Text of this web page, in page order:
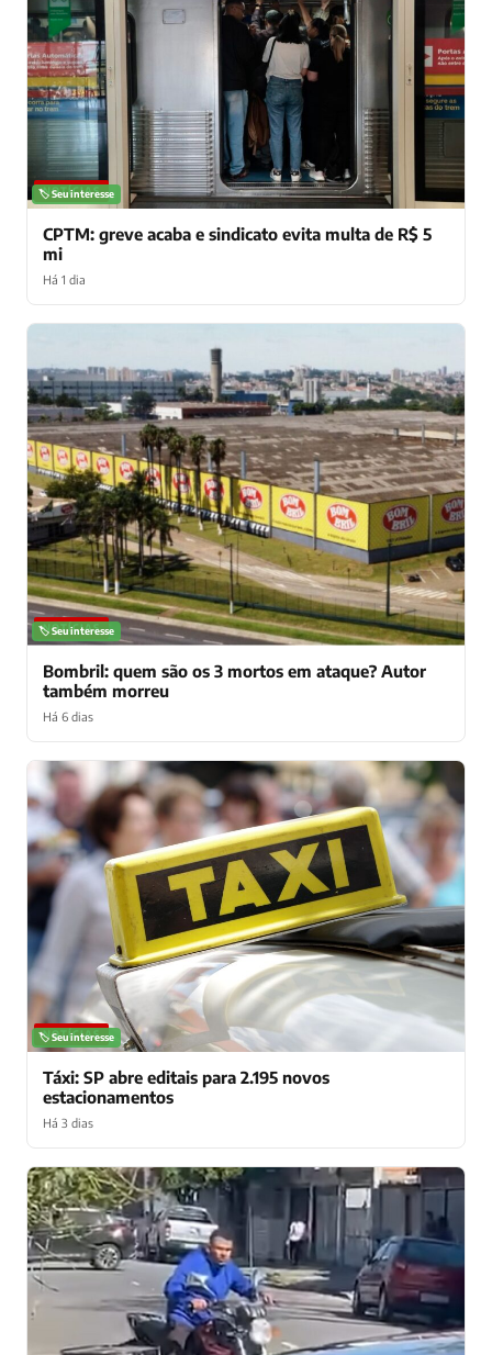
NOTÍCIAS
🏷️ Seu interesse
CPTM: greve acaba e sindicato evita multa de R$ 5
mi
Há 1 dia
NOTÍCIAS
🏷️ Seu interesse
Bombril: quem são os 3 mortos em ataque? Autor
também morreu
Há 6 dias
NOTÍCIAS
🏷️ Seu interesse
Táxi: SP abre editais para 2.195 novos
estacionamentos
Há 3 dias